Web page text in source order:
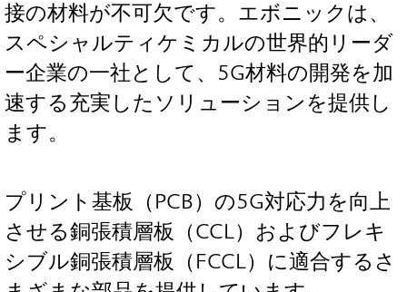
接の材料が不可欠です。エボニックは、
スペシャルティケミカルの世界的リーダ
ー企業の一社として、5G材料の開発を加
速する充実したソリューションを提供し
ます。
プリント基板（PCB）の5G対応力を向上
させる銅張積層板（CCL）およびフレキ
シブル銅張積層板（FCCL）に適合するさ